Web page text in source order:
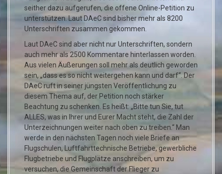
seither dazu aufgerufen, die offene Online-Petition zu
unterstützen. Laut DAeC sind bisher mehr als 8200
Unterschriften zusammen gekommen.
Laut DAeC sind aber nicht nur Unterschriften, sondern
auch mehr als 2500 Kommentare hinterlassen worden.
Aus vielen Äußerungen soll mehr als deutlich geworden
sein, „dass es so nicht weitergehen kann und darf“. Der
DAeC ruft in seiner jüngsten Veröffentlichung zu
diesem Thema auf, der Petition noch stärker
Beachtung zu schenken. Es heißt: „Bitte tun Sie, tut
ALLES, was in Ihrer und Eurer Macht steht, die Zahl der
Unterzeichnungen weiter nach oben zu treiben.“ Man
werde in den nächsten Tagen noch viele Briefe an
Flugschulen, Luftfahrttechnische Betriebe, gewerbliche
Flugbetriebe und Flugplätze anschreiben, um zu
versuchen, die Gemeinschaft der Flieger zu